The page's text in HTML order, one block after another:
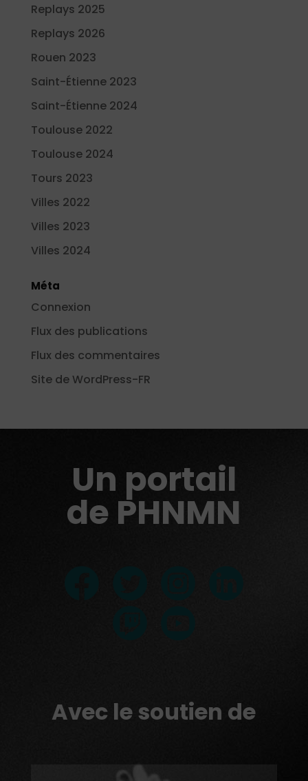
Replays 2025
Replays 2026
Rouen 2023
Saint-Étienne 2023
Saint-Étienne 2024
Toulouse 2022
Toulouse 2024
Tours 2023
Villes 2022
Villes 2023
Villes 2024
Méta
Connexion
Flux des publications
Flux des commentaires
Site de WordPress-FR
Un portail
de PHNMN
Avec le soutien de